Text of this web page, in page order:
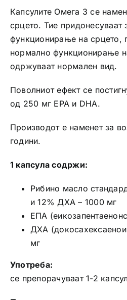
Капсулите Омега 3 се
срцето. Тие придонесуваат
функционирање на срцето,
нормално функционирање
одржуваат нормален вид.
Поволниот ефект се
од 250 мг EPA и DHA.
Производот е наменет за
години.
1 капсула содржи:
Рибино масло
и 12% ДХА – 1000 мг
ЕПА
ДХА
мг
Употреба:
се препорачуваат 1-2